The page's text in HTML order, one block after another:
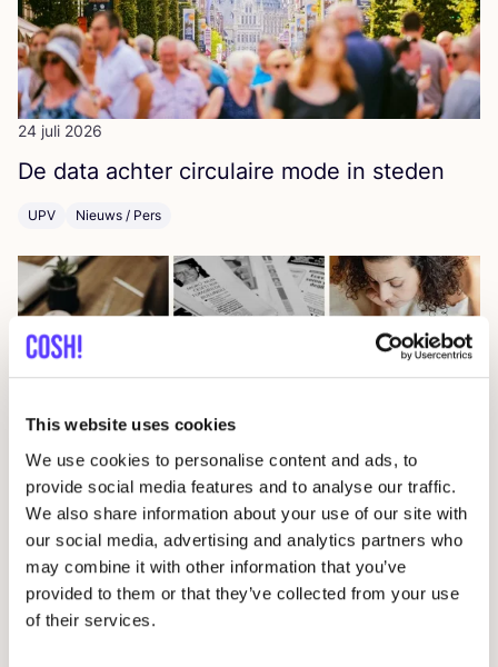
This website uses cookies
We use cookies to personalise content and ads, to
provide social media features and to analyse our traffic.
We also share information about your use of our site with
our social media, advertising and analytics partners who
may combine it with other information that you’ve
provided to them or that they’ve collected from your use
of their services.
24 juli 2026
De data ach­ter cir­cu­lai­re mode in steden
UPV Nieuws / Pers
31 december 2025
COSH!2025Press overview
Nieuws / Pers